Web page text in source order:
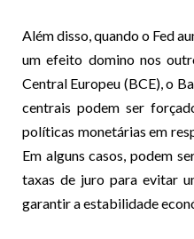
Além disso, quando o Fed
um efeito domino nos
Central Europeu (BCE), o
centrais podem ser
políticas monetárias em
Em alguns casos, podem
taxas de juro para evitar
garantir a estabilidade